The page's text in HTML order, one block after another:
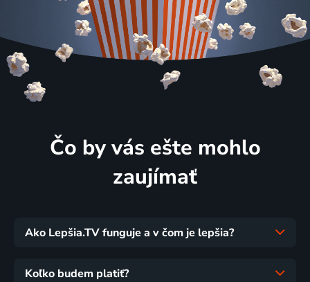
Čo by vás ešte mohlo
zaujímať
Ako Lepšia.TV funguje a v čom je lepšia?
Koľko budem platiť?